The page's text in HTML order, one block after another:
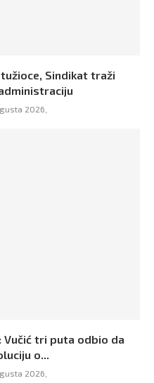
Sindikat traži
2026,
tri puta odbio da
o...
2026,